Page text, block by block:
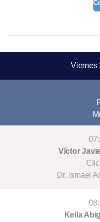
Viernes
Víctor
Dr. Ismael
Keila